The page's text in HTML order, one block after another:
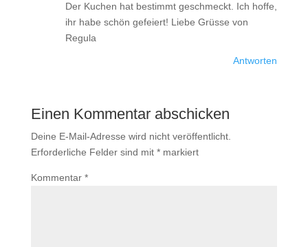
Der Kuchen hat bestimmt geschmeckt. Ich hoffe,
ihr habe schön gefeiert! Liebe Grüsse von
Regula
Antworten
Einen Kommentar abschicken
Deine E-Mail-Adresse wird nicht veröffentlicht.
Erforderliche Felder sind mit *markiert
Kommentar *